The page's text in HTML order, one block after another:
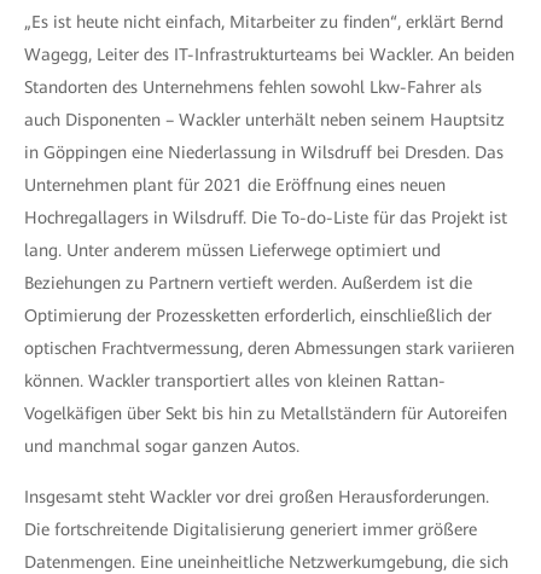
„Es ist heute nicht einfach, Mitarbeiter zu finden“, erklärt Bernd
Wagegg, Leiter des IT-Infrastrukturteams bei Wackler. An beiden
Standorten des Unternehmens fehlen sowohl Lkw-Fahrer als
auch Disponenten – Wackler unterhält neben seinem Hauptsitz
in Göppingen eine Niederlassung in Wilsdruff bei Dresden. Das
Unternehmen plant für 2021 die Eröffnung eines neuen
Hochregallagers in Wilsdruff. Die To-do-Liste für das Projekt ist
lang. Unter anderem müssen Lieferwege optimiert und
Beziehungen zu Partnern vertieft werden. Außerdem ist die
Optimierung der Prozessketten erforderlich, einschließlich der
optischen Frachtvermessung, deren Abmessungen stark variieren
können. Wackler transportiert alles von kleinen Rattan-
Vogelkäfigen über Sekt bis hin zu Metallständern für Autoreifen
und manchmal sogar ganzen Autos.
Insgesamt steht Wackler vor drei großen Herausforderungen.
Die fortschreitende Digitalisierung generiert immer größere
Datenmengen. Eine uneinheitliche Netzwerkumgebung, die sich